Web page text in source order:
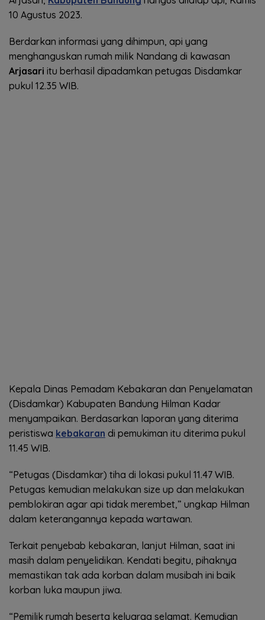
10 Agustus 2023.
Berdarkan informasi yang dihimpun, api yang
menghanguskan rumah milik Nandang di kawasan
Arjasari itu berhasil dipadamkan petugas Disdamkar
pukul 12.35 WIB.
Kepala Dinas Pemadam Kebakaran dan Penyelamatan
(Disdamkar) Kabupaten Bandung Hilman Kadar
menyampaikan. Berdasarkan laporan yang diterima
peristiswa kebakaran di pemukiman itu diterima pukul
11.45 WIB.
“Petugas (Disdamkar) tiha di lokasi pukul 11.47 WIB.
Petugas kemudian melakukan size up dan melakukan
pemblokiran agar api tidak merembet,” ungkap Hilman
dalam keterangannya kepada wartawan.
Terkait penyebab kebakaran, lanjut Hilman, saat ini
masih dalam penyelidikan. Kendati begitu, pihaknya
memastikan tak ada korban dalam musibah ini baik
korban luka maupun jiwa.
“Pemilik rumah beserta keluarga selamat. Kemudian